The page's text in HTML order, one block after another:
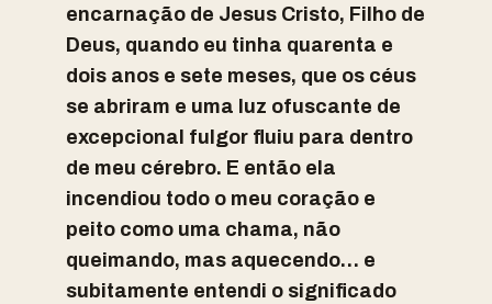
encarnação de Jesus Cristo, Filho de
Deus, quando eu tinha quarenta e
dois anos e sete meses, que os céus
se abriram e uma luz ofuscante de
excepcional fulgor fluiu para dentro
de meu cérebro. E então ela
incendiou todo o meu coração e
peito como uma chama, não
queimando, mas aquecendo… e
subitamente entendi o significado